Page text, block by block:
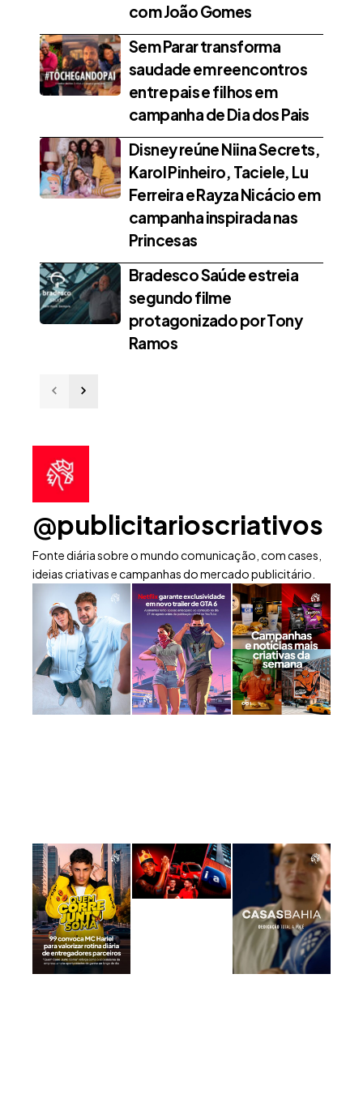
com João Gomes
Sem Parar transforma
saudade em reencontros
entre pais e filhos em
campanha de Dia dos Pais
Disney reúne Niina Secrets,
Karol Pinheiro, Taciele, Lu
Ferreira e Rayza Nicácio em
campanha inspirada nas
Princesas
Bradesco Saúde estreia
segundo filme
protagonizado por Tony
Ramos
@publicitarioscriativos
Fonte diária sobre o mundo comunicação, com cases,
ideias criativas e campanhas do mercado publicitário.